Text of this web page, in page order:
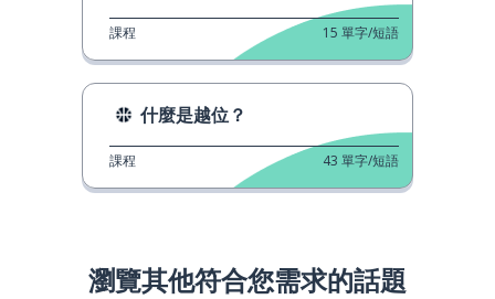
課程 15 單字/短語
什麼是越位？
課程 43 單字/短語
瀏覽其他符合您需求的話題